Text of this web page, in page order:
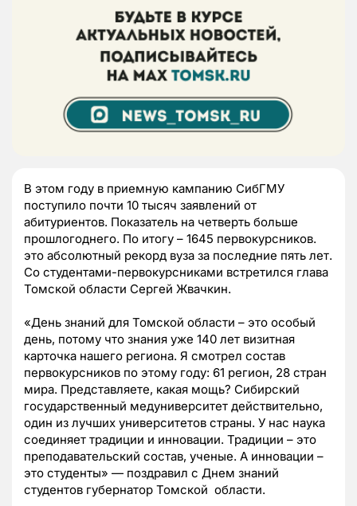
В этом году в приемную кампанию СибГМУ
поступило почти 10 тысяч заявлений от
абитуриентов. Показатель на четверть больше
прошлогоднего. По итогу – 1645 первокурсников.
это абсолютный рекорд вуза за последние пять лет.
Со студентами-первокурсниками встретился глава
Томской области Сергей Жвачкин.
«День знаний для Томской области – это особый
день, потому что знания уже 140 лет визитная
карточка нашего региона. Я смотрел состав
первокурсников по этому году: 61 регион, 28 стран
мира. Представляете, какая мощь? Сибирский
государственный медуниверситет действительно,
один из лучших университетов страны. У нас наука
соединяет традиции и инновации. Традиции – это
преподавательский состав, ученые. А инновации –
это студенты» — поздравил с Днем знаний
студентов губернатор Томской области.